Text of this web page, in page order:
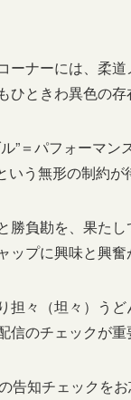
ーナーには、柔
ひときわ異色の存
”＝パフォーマ
いう無形の制約
負勘を、果たし
プに興味と興奮
担々（坦々）う
のチェックが重
知チェックをお